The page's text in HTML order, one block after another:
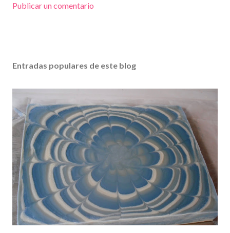
Publicar un comentario
Entradas populares de este blog